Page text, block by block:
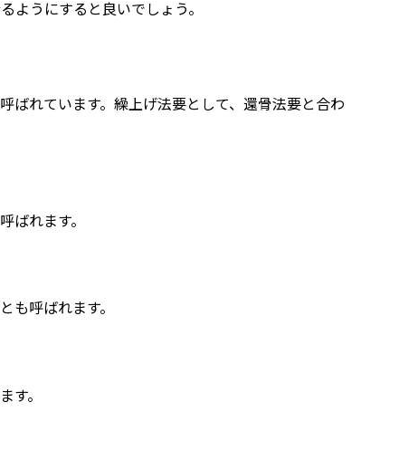
ようにすると良いでしょう。
ばれています。繰上げ法要として、還骨法要と合わ
ばれます。
も呼ばれます。
す。